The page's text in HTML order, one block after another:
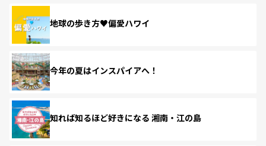
地球の歩き方♥偏愛ハワイ
今年の夏はインスパイアへ！
知れば知るほど好きになる 湘南・江の島